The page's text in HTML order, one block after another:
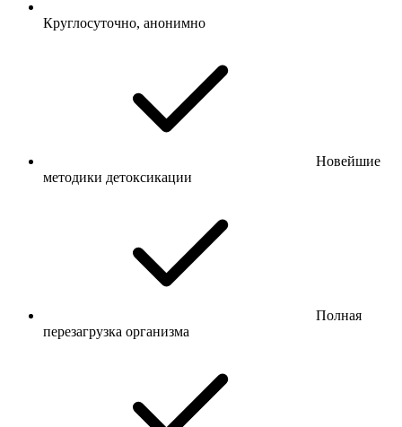
Круглосуточно, анонимно
Новейшие
методики детоксикации
Полная
перезагрузка организма